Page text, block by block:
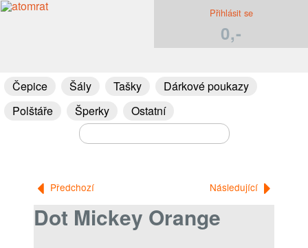
Přihlásit se
0,-
Čepice Šály Tašky
Dárkové poukazy
Polštáře
Šperky Ostatní
Předchozí Následující
Dot Mickey Orange